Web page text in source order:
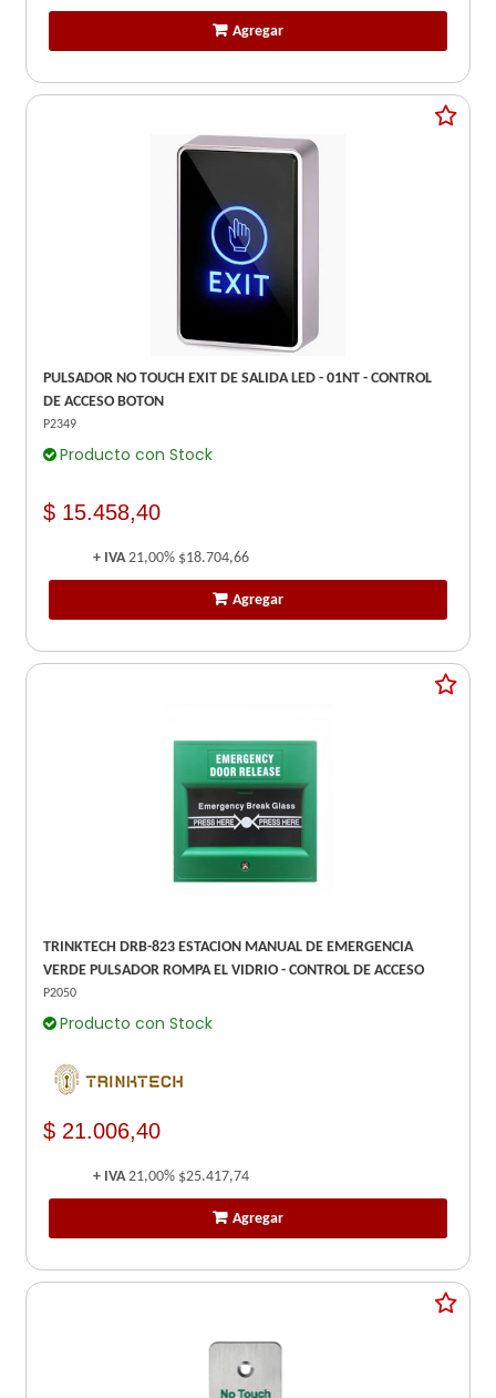
Agregar
PULSADOR NO TOUCH EXIT DE SALIDA LED - 01NT - CONTROL
DE ACCESO BOTON
P2349
Producto con Stock
$ 15.458,40
+ IVA21,00% $18.704,66
Agregar
TRINKTECH DRB-823 ESTACION MANUAL DE EMERGENCIA
VERDE PULSADOR ROMPA EL VIDRIO - CONTROL DE ACCESO
P2050
Producto con Stock
$ 21.006,40
+ IVA21,00% $25.417,74
Agregar